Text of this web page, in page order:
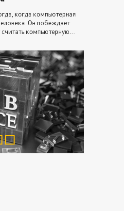
когда компьютерная
Он побеждает
компьютерную